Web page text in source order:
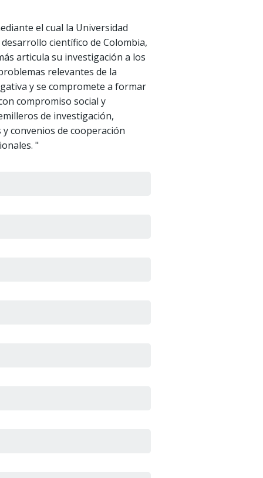
el cual la Universidad
científico de Colombia,
articula su investigación a los
relevantes de la
y se compromete a formar
compromiso social y
de investigación,
convenios de cooperación
"